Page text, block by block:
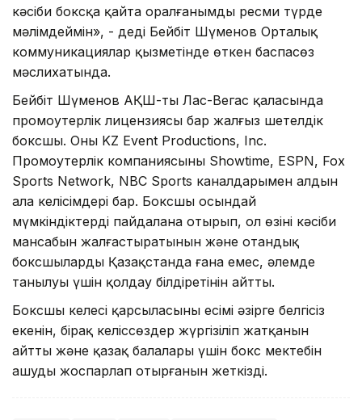
кәсіби боксқа қайта оралғанымды ресми түрде
мәлімдеймін», - деді Бейбіт Шүменов Орталық
коммуникациялар қызметінде өткен баспасөз
мәслихатында.
Бейбіт Шүменов АҚШ-тың Лас-Вегас қаласында
промоутерлік лицензиясы бар жалғыз шетелдік
боксшы. Оның KZ Event Productions, Inc.
Промоутерлік компаниясының Showtime, ESPN, Fox
Sports Network, NBC Sports каналдарымен алдын
ала келісімдері бар. Боксшы осындай
мүмкіндіктерді пайдалана отырып, ол өзінің кәсіби
мансабын жалғастыратынын және отандық
боксшылардың Қазақстанда ғана емес, әлемде
танылуы үшін қолдау білдіретінін айтты.
Боксшы келесі қарсыласының есімі әзірге белгісіз
екенін, бірақ келіссөздер жүргізіліп жатқанын
айтты және қазақ балалары үшін бокс мектебін
ашуды жоспарлап отырғанын жеткізді.